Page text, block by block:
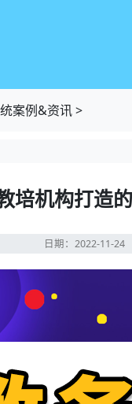
案例&资讯>
培机构打造
日期：2022-11-